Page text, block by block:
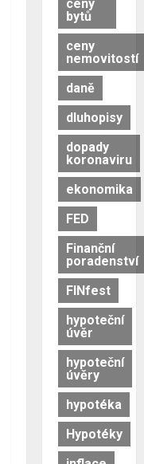
ceny
bytů
ceny
nemovitostí
daně
dluhopisy
dopady
koronaviru
ekonomika
FED
Finanční
poradenství
FINfest
hypoteční
úvěr
hypoteční
úvěry
hypotéka
Hypotéky